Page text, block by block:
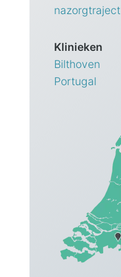
nazorgtraject
Klinieken
Bilthoven
Portugal